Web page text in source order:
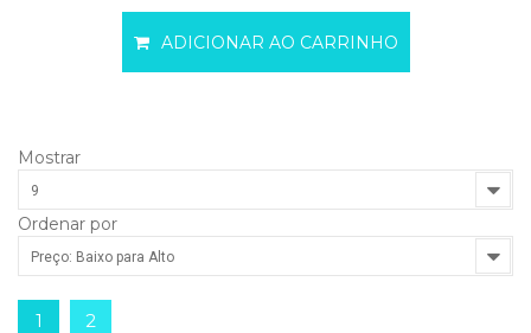
ADICIONAR AO CARRINHO
Mostrar
9
Ordenar por
Preço: Baixo para Alto
1 2